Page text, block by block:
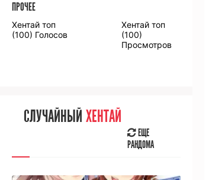
ПРОЧЕЕ
Аниме фильмы Аниме OVA
СЛУЧАЙНОЕ АНИМЕ
РАНДОМА
ПРОЧЕЕ
Хентай топ
(100) Голосов
Хентай топ
(100)
Просмотров
СЛУЧАЙНЫЙ ХЕНТАЙ
ЕЩЕ
РАНДОМА